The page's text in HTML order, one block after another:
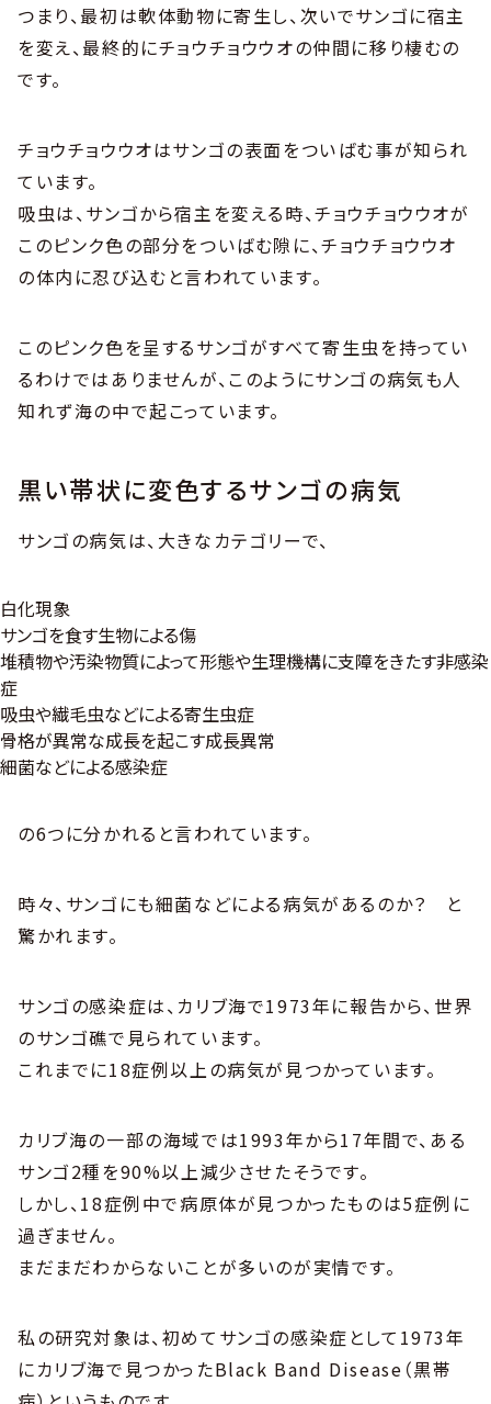
つまり、最初は軟体動物に寄生し、次いでサンゴに宿主
を変え、最終的にチョウチョウウオの仲間に移り棲むの
です。
チョウチョウウオはサンゴの表面をついばむ事が知られ
ています。
吸虫は、サンゴから宿主を変える時、チョウチョウウオが
このピンク色の部分をついばむ隙に、チョウチョウウオ
の体内に忍び込むと言われています。
このピンク色を呈するサンゴがすべて寄生虫を持ってい
るわけではありませんが、このようにサンゴの病気も人
知れず海の中で起こっています。
黒い帯状に変色するサンゴの病気
サンゴの病気は、大きなカテゴリーで、
白化現象
サンゴを食す生物による傷
堆積物や汚染物質によって形態や生理機構に支障をきたす非感染
症
吸虫や繊毛虫などによる寄生虫症
骨格が異常な成長を起こす成長異常
細菌などによる感染症
の6つに分かれると言われています。
時々、サンゴにも細菌などによる病気があるのか？ と
驚かれます。
サンゴの感染症は、カリブ海で1973年に報告から、世界
のサンゴ礁で見られています。
これまでに18症例以上の病気が見つかっています。
カリブ海の一部の海域では1993年から17年間で、ある
サンゴ2種を90%以上減少させたそうです。
しかし、18症例中で病原体が見つかったものは5症例に
過ぎません。
まだまだわからないことが多いのが実情です。
私の研究対象は、初めてサンゴの感染症として1973年
にカリブ海で見つかったBlack Band Disease（黒帯